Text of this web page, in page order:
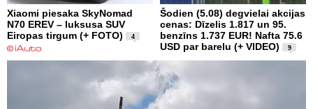
Xiaomi piesaka SkyNomad
N70 EREV – luksusa SUV
Eiropas tirgum (+ FOTO)
4
Šodien (5.08) degvielai akcijas
cenas: Dīzelis 1.817 un 95.
benzīns 1.737 EUR! Nafta 75.6
USD par barelu (+ VIDEO)
9